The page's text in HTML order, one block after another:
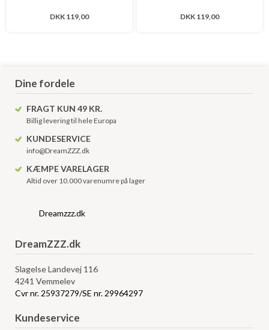
DKK 119,00 DKK 119,00
Dine fordele
FRAGT KUN 49 KR.
Billig levering til hele Europa
KUNDESERVICE
info@DreamZZZ.dk
KÆMPE VARELAGER
Altid over 10.000 varenumre på lager
Dreamzzz.dk
DreamZZZ.dk
Slagelse Landevej 116
4241 Vemmelev
Cvr nr. 25937279/SE nr. 29964297
Kundeservice